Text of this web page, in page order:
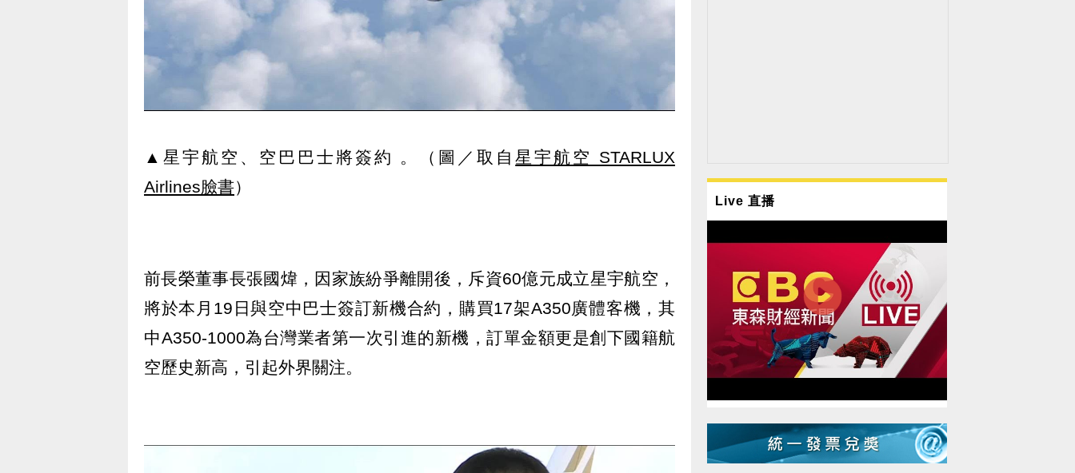
▲星宇航空、空巴巴士將簽約 。（圖／取自星宇航空 STARLUX
Airlines臉書）
前長榮董事長張國煒，因家族紛爭離開後，斥資60億元成立星宇航空，
將於本月19日與空中巴士簽訂新機合約，購買17架A350廣體客機，其
中A350-1000為台灣業者第一次引進的新機，訂單金額更是創下國籍航
空歷史新高，引起外界關注。
Live 直播